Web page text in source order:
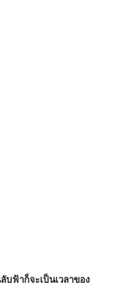
บฟ้าก็จะเป็นเวลาของ